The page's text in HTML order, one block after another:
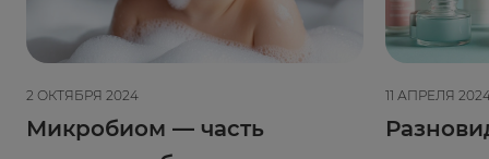
2 ОКТЯБРЯ 2024
Микробиом — часть
11 АПРЕЛЯ